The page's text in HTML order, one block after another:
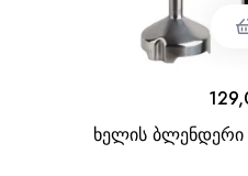
ხელის ბლენდერი